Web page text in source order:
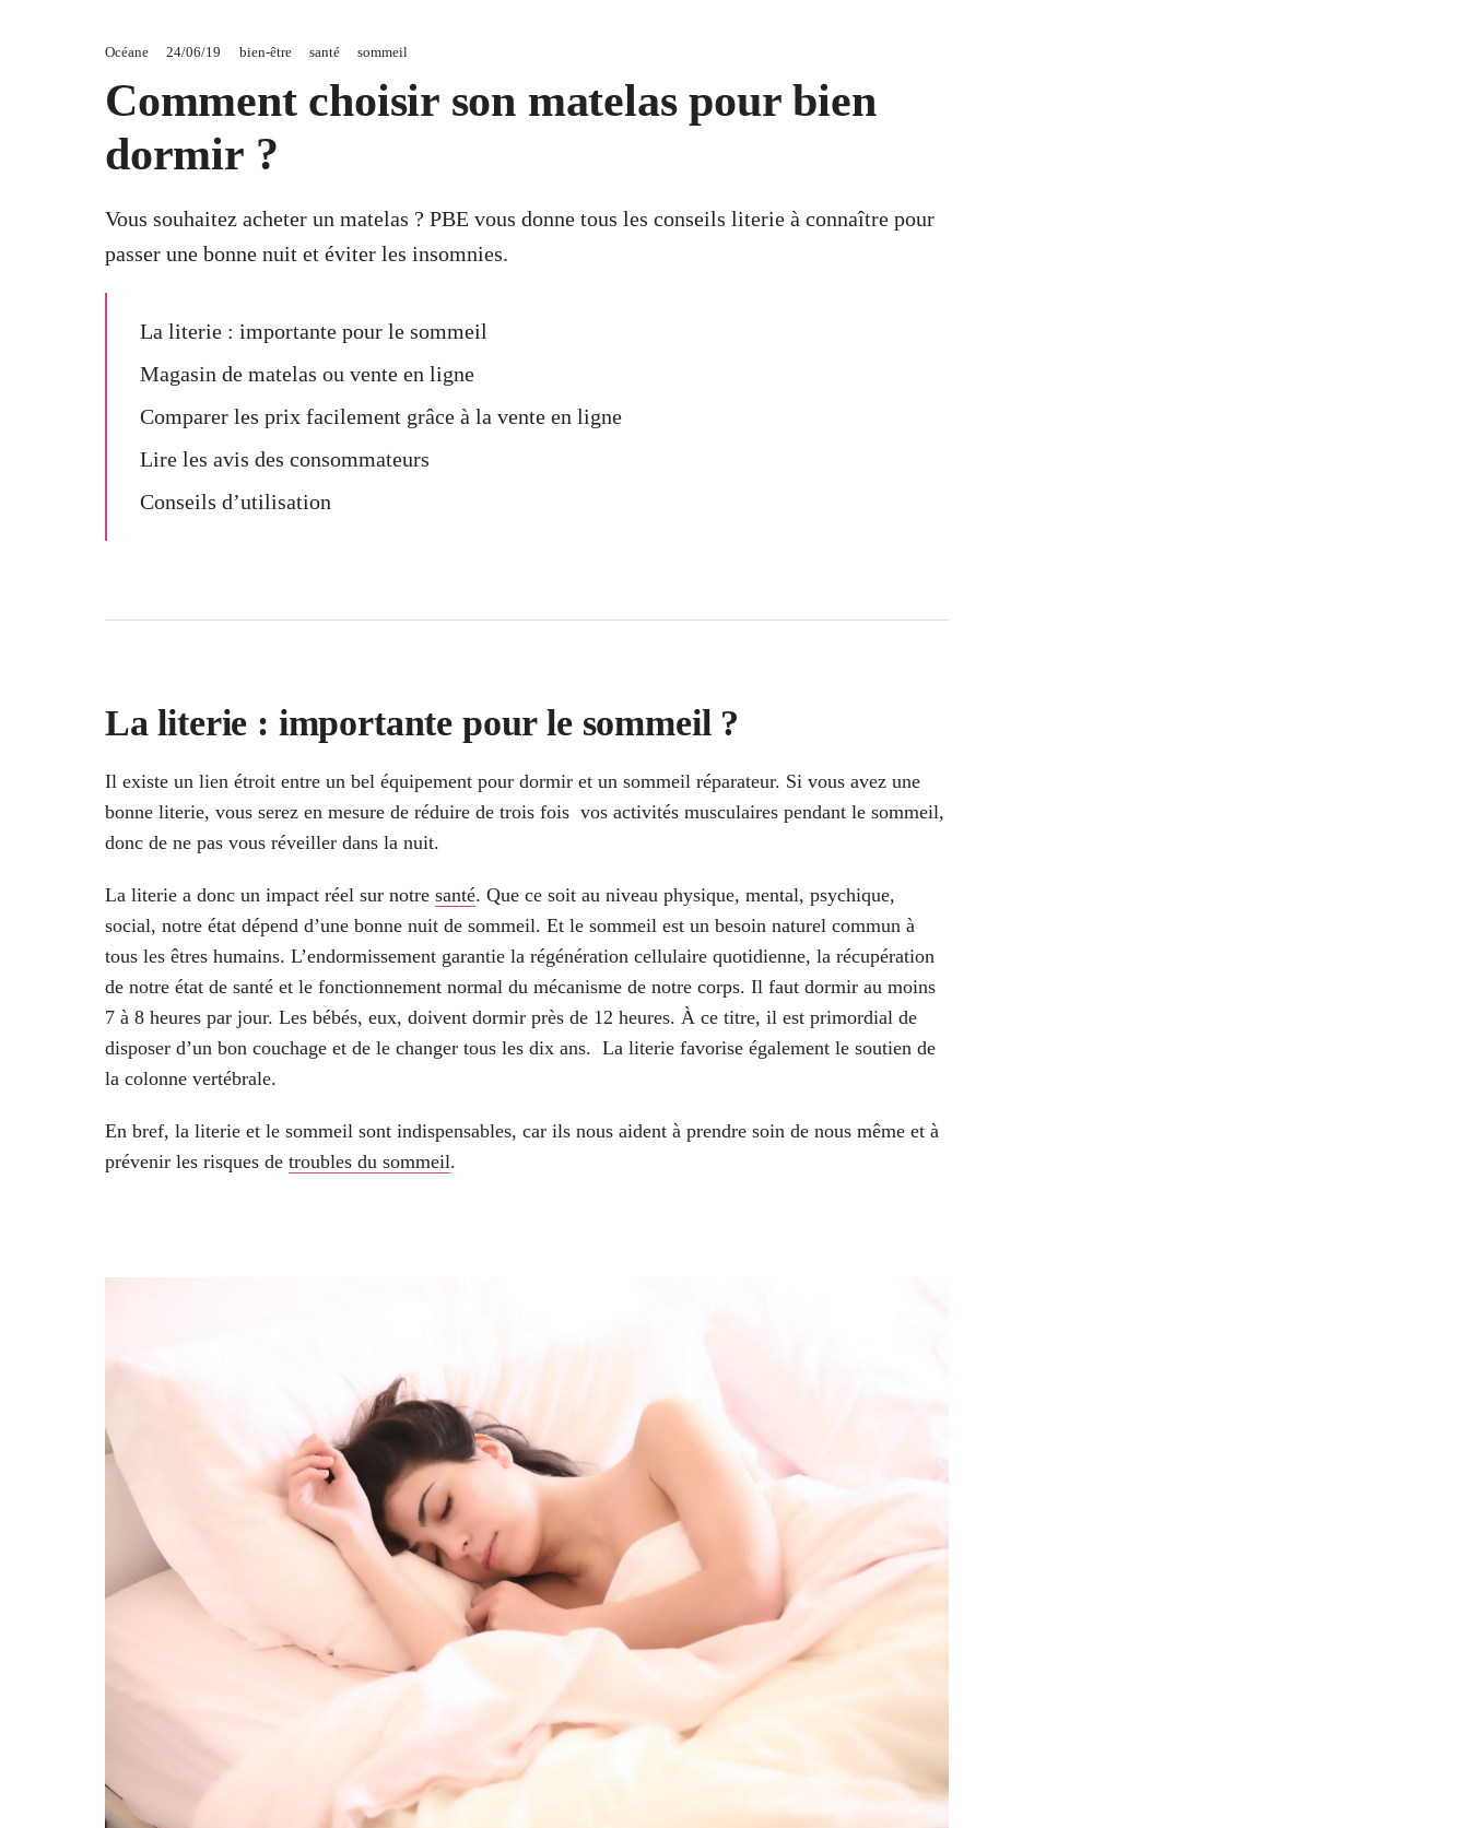
Océane 24/06/19 bien-être santé sommeil
Comment choisir son matelas pour bien
dormir ?
Vous souhaitez acheter un matelas ? PBE vous donne tous les conseils literie à connaître pour
passer une bonne nuit et éviter les insomnies.
La literie : importante pour le sommeil
Magasin de matelas ou vente en ligne
Comparer les prix facilement grâce à la vente en ligne
Lire les avis des consommateurs
Conseils d’utilisation
La literie : importante pour le sommeil ?
Il existe un lien étroit entre un bel équipement pour dormir et un sommeil réparateur. Si vous avez une
bonne literie, vous serez en mesure de réduire de trois fois vos activités musculaires pendant le sommeil,
donc de ne pas vous réveiller dans la nuit.
La literie a donc un impact réel sur notre santé. Que ce soit au niveau physique, mental, psychique,
social, notre état dépend d’une bonne nuit de sommeil. Et le sommeil est un besoin naturel commun à
tous les êtres humains. L’endormissement garantie la régénération cellulaire quotidienne, la récupération
de notre état de santé et le fonctionnement normal du mécanisme de notre corps. Il faut dormir au moins
7 à 8 heures par jour. Les bébés, eux, doivent dormir près de 12 heures. À ce titre, il est primordial de
disposer d’un bon couchage et de le changer tous les dix ans. La literie favorise également le soutien de
la colonne vertébrale.
En bref, la literie et le sommeil sont indispensables, car ils nous aident à prendre soin de nous même et à
prévenir les risques de troubles du sommeil.